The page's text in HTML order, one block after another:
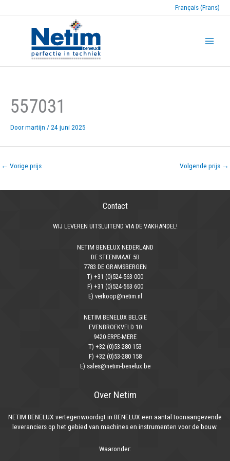
Français (Frans)
557031
Doormartijn /24 juni 2025
← Vorige prijs Volgende prijs →
Contact
WIJ LEVEREN UITSLUITEND VIA DE VAKHANDEL!
NETIM BENELUX NEDERLAND
DE STEENMAAT 5B
7783 DE GRAMSBERGEN
T) +31 (0)524-563 000
F) +31 (0)524-563 600
E) verkoop@netim.nl
NETIM BENELUX BELGIË
EVENBROEKVELD 10
9420 ERPE-MERE
T) +32 (0)53-280 153
F) +32 (0)53-280 158
E) sales@netim-benelux.be
Over Netim
NETIM BENELUX vertegenwoordigt in BENELUX een aantal toonaangevende
leveranciers op het gebied van machines en instrumenten voor de bouw.
Waaronder: